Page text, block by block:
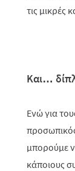
τις μικρές
Και…
Ενώ για
μπορούμε
κάποιους